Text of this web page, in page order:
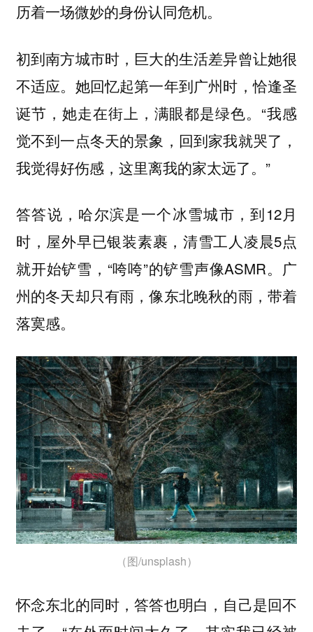
历着一场微妙的身份认同危机。
初到南方城市时，巨大的生活差异曾让她很
不适应。她回忆起第一年到广州时，恰逢圣
诞节，她走在街上，满眼都是绿色。“我感
觉不到一点冬天的景象，回到家我就哭了，
我觉得好伤感，这里离我的家太远了。”
答答说，哈尔滨是一个冰雪城市，到12月
时，屋外早已银装素裹，清雪工人凌晨5点
就开始铲雪，“咵咵”的铲雪声像ASMR。广
州的冬天却只有雨，像东北晚秋的雨，带着
落寞感。
（图/unsplash）
怀念东北的同时，答答也明白，自己是回不